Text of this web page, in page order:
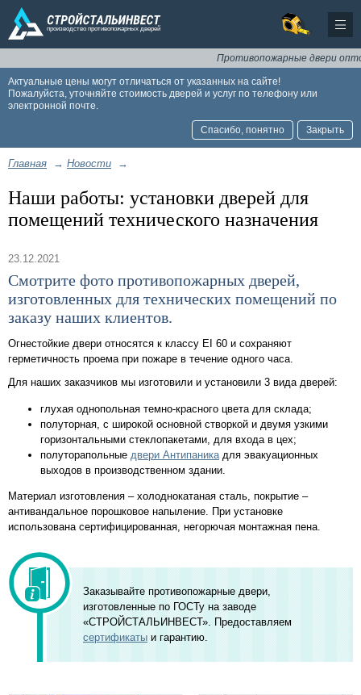
Противопожарные двери
Актуальные цены могут отличаться от указанных на сайте!
Пожалуйста, уточняйте стоимость дверей и услуг по телефону или
электронной почте.
Спасибо, понятно Закрыть
Главная → Новости →
Наши работы: установки дверей для
помещений технического назначения
23.12.2021
Смотрите фото противопожарных дверей,
изготовленных для технических помещений по
заказу наших клиентов.
Огнестойкие двери относятся к классу EI 60 и сохраняют
герметичность проема при пожаре в течение одного часа.
Для наших заказчиков мы изготовили и установили 3 вида дверей:
глухая однопольная темно-красного цвета для склада;
полуторная, с широкой основной створкой и двумя узкими
горизонтальными стеклопакетами, для входа в цех;
полуторапольные двери Антипаника для эвакуационных
выходов в производственном здании.
Материал изготовления – холоднокатаная сталь, покрытие –
антивандальное порошковое напыление. При установке
использована сертифицированная, негорючая монтажная пена.
Заказывайте противопожарные двери,
изготовленные по ГОСТу на заводе
«СТРОЙСТАЛЬИНВЕСТ». Предоставляем
сертификаты и гарантию.